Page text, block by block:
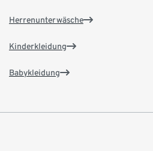
Herrenunterwäsche
Kinderkleidung
Babykleidung